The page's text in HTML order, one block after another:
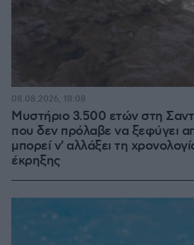
Μυστήριο 3.500 ετών στη
που δεν πρόλαβε να ξεφύγει
μπορεί ν' αλλάξει τη
έκρηξης
08.08.2026, 18:08